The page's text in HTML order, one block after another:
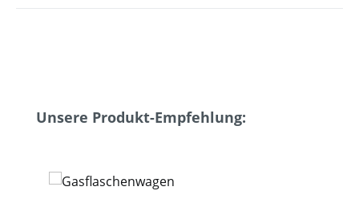
Ignorer la galerie de produits
Unsere Produkt-Empfehlung: